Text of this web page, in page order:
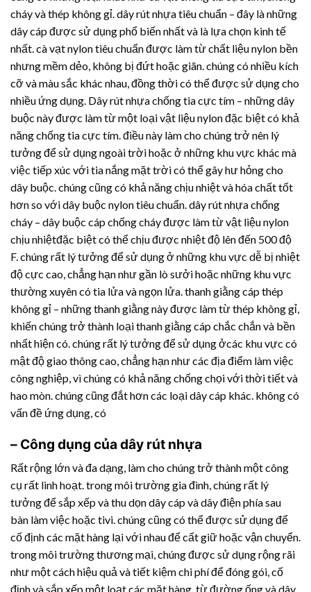
cháy và thép không gỉ.dây rút nhựatiêu chuẩn – đây là những
dây cáp được sử dụng phổ biến nhất và là lựa chọn kinh tế
nhất. cà vạt nylon tiêu chuẩn được làm từ chất liệu nylon bền
nhưng mềm dẻo, không bị đứt hoặc giãn. chúng có nhiều kích
cỡ và màu sắc khác nhau, đồng thời có thể được sử dụng cho
nhiều ứng dụng. Dây rút nhựachống tia cực tím – những dây
buộc này được làm từ một loại vật liệu nylon đặc biệt có khả
năng chống tia cực tím. điều này làm cho chúng trở nên lý
tưởng để sử dụng ngoài trời hoặc ở những khu vực khác mà
việc tiếp xúc với tia nắng mặt trời có thể gây hư hỏng cho
dây buộc. chúng cũng có khả năng chịu nhiệt và hóa chất tốt
hơn so với dây buộc nylon tiêu chuẩn.dây rút nhựachống
cháy – dây buộc cáp chống cháy được làm từ vật liệu nylon
chịu nhiệtđặc biệt có thể chịu được nhiệt độ lên đến 500 độ
F. chúng rất lý tưởng để sử dụng ở những khu vực dễ bị nhiệt
độ cực cao, chẳng hạn như gần lò sưởi hoặc những khu vực
thường xuyên có tia lửa và ngọn lửa. thanh giằng cáp thép
không gỉ – những thanh giằng này được làm từ thép không gỉ,
khiến chúng trở thành loại thanh giằng cáp chắc chắn và bền
nhất hiện có. chúng rất lý tưởng để sử dụng ởcác khu vực có
mật độ giao thông cao, chẳng hạn như các địa điểm làm việc
công nghiệp, vì chúng có khả năng chống chọi với thời tiết và
hao mòn. chúng cũng đắt hơn các loại dây cáp khác. không có
vấn đề ứng dụng, có
– Công dụng của dây rút nhựa
Rất rộng lớn và đa dạng, làm cho chúng trở thành một công
cụ rất linh hoạt. trong môi trường gia đình, chúng rất lý
tưởng để sắp xếp và thu dọn dây cáp và dây điện phía sau
bàn làm việc hoặc tivi. chúng cũng có thể được sử dụng để
cố định các mặt hàng lại với nhau để cất giữ hoặc vận chuyển.
trong môi trường thương mại, chúng được sử dụng rộng rãi
như một cách hiệu quả và tiết kiệm chi phí để đóng gói, cố
định và sắp xếp một loạt các mặt hàng, từ đường ống và dây